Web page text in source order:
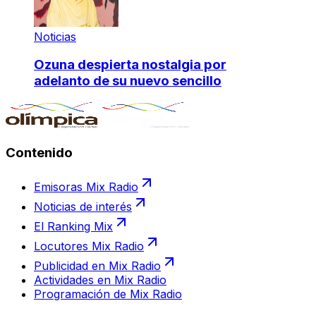
Noticias
Ozuna despierta nostalgia por
adelanto de su nuevo sencillo
Contenido
Emisoras Mix Radio
Noticias de interés
El Ranking Mix
Locutores Mix Radio
Publicidad en Mix Radio
Actividades en Mix Radio
Programación de Mix Radio